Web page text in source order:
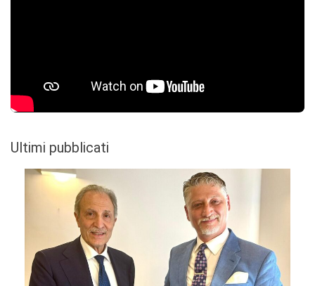
Ultimi pubblicati